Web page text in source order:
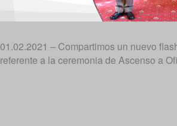
01.02.2021 – Compartimos un nuevo
referente a la ceremonia de Ascenso a